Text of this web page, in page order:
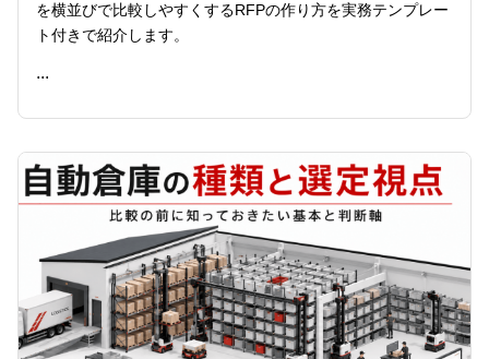
を横並びで比較しやすくするRFPの作り方を実務テンプレー
ト付きで紹介します。
...
READ ME